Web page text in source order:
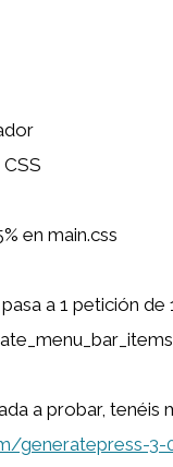
en main.css
a 1 petición de
a probar, tenéis
generatepress-